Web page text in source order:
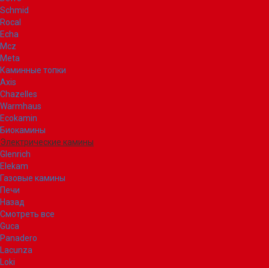
Schmid
Rocal
Echa
Mcz
Meta
Каминные топки
Axis
Chazelles
Warmhaus
Ecokamin
Биокамины
Электрические камины
Glenrich
Elekam
Газовые камины
Печи
Назад
Смотреть все
Guca
Panadero
Lacunza
Loki